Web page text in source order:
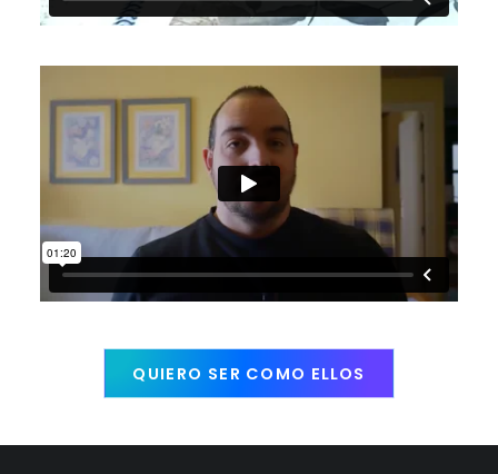
QUIERO SER COMO ELLOS